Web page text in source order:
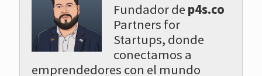
Fundador de p4s.co
Partners for
Startups, donde
conectamos a
emprendedores con el mundo